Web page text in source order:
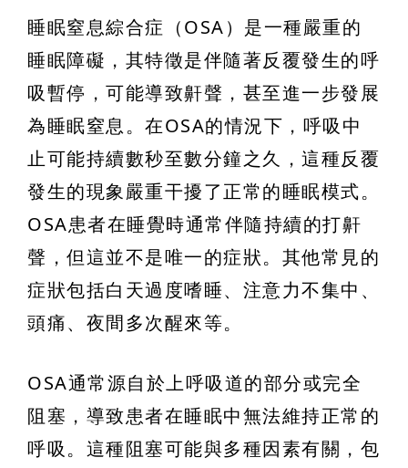
睡眠窒息綜合症（OSA）是一種嚴重的
睡眠障礙，其特徵是伴隨著反覆發生的呼
吸暫停，可能導致鼾聲，甚至進一步發展
為睡眠窒息。在OSA的情況下，呼吸中
止可能持續數秒至數分鐘之久，這種反覆
發生的現象嚴重干擾了正常的睡眠模式。
OSA患者在睡覺時通常伴隨持續的打鼾
聲，但這並不是唯一的症狀。其他常見的
症狀包括白天過度嗜睡、注意力不集中、
頭痛、夜間多次醒來等。
OSA通常源自於上呼吸道的部分或完全
阻塞，導致患者在睡眠中無法維持正常的
呼吸。這種阻塞可能與多種因素有關，包